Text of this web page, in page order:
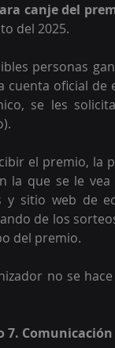
canje del
del 2025.
personas
cuenta oficial
se les
el premio, la
la que se le
y sitio web de
de los
del premio.
no se
7.